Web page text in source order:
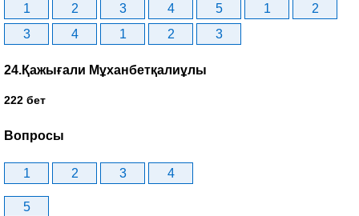
1 2 3 4 5 1
2
3
4 1 2 3
24.Қажығали Мұханбетқалиұлы
222 бет
Вопросы
1 2 3 4
5